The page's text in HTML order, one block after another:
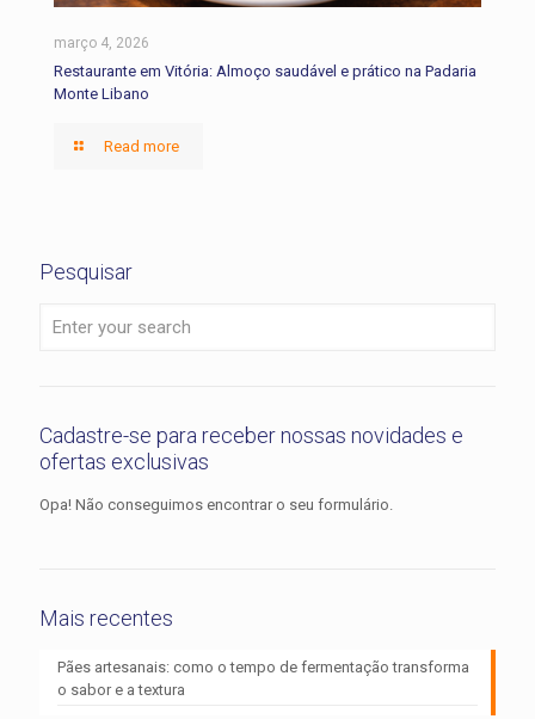
março 4, 2026
Restaurante em Vitória: Almoço saudável e prático na Padaria
Monte Libano
Read more
Pesquisar
Cadastre-se para receber nossas novidades e
ofertas exclusivas
Opa! Não conseguimos encontrar o seu formulário.
Mais recentes
Pães artesanais: como o tempo de fermentação transforma
o sabor e a textura